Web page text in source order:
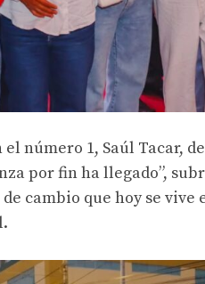
número 1, Saúl Tacar,
por fin ha llegado”,
cambio que hoy se vive